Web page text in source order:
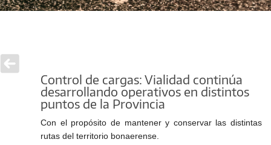
Control de cargas: Vialidad continúa
desarrollando operativos en distintos
puntos de la Provincia
Con el propósito de mantener y conservar las distintas
rutas del territorio bonaerense.